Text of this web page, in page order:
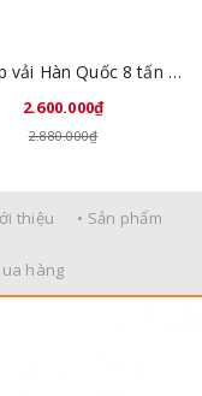
Dây cáp vải Hàn Quốc 8 tấn 8 mét
2.600.000₫
2.880.000₫
thiệu • Sản phẩm
hàng